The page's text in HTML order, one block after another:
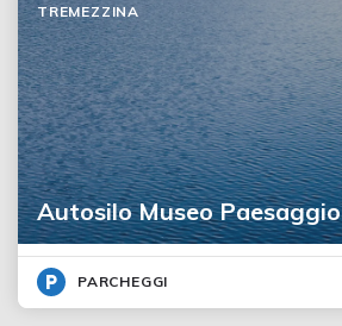
Autosilo Museo Paesaggio
TREMEZZINA
PARCHEGGI